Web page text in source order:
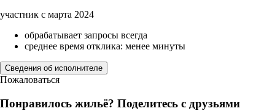
участник с марта 2024
обрабатывает запросы всегда
среднее время отклика: менее минуты
Сведения об исполнителе
Пожаловаться
Понравилось жильё? Поделитесь с друзьями